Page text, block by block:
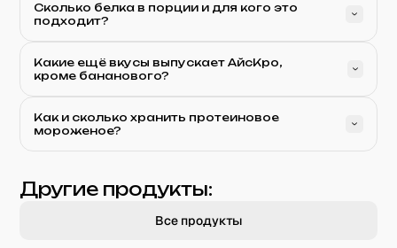
Сколько белка в порции и для кого это
подходит?
Какие ещё вкусы выпускает АйсКро,
кроме бананового?
Как и сколько хранить протеиновое
мороженое?
Другие продукты:
Все продукты